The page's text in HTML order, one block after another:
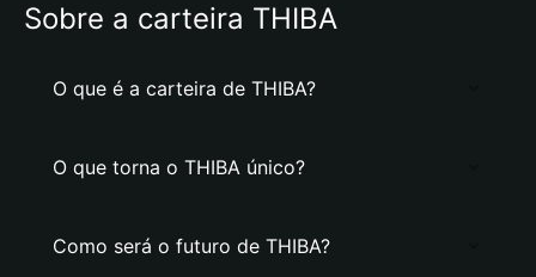
Sobre a carteira THIBA
O que é a carteira de THIBA?
O que torna o THIBA único?
Como será o futuro de THIBA?